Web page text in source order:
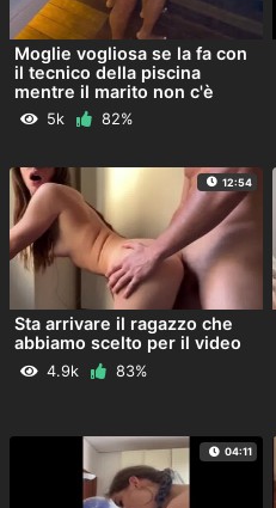
Moglie vogliosa se la fa con
il tecnico della piscina
mentre il marito non c'è
5k 82%
12:54
Sta arrivare il ragazzo che
abbiamo scelto per il video
4.9k 83%
04:11